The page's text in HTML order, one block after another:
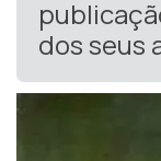
dos seus